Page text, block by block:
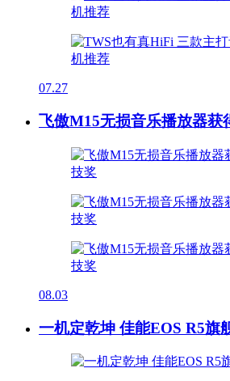
07.27
飞傲M15无损音乐播放器获
08.03
一机定乾坤 佳能EOS R5旗